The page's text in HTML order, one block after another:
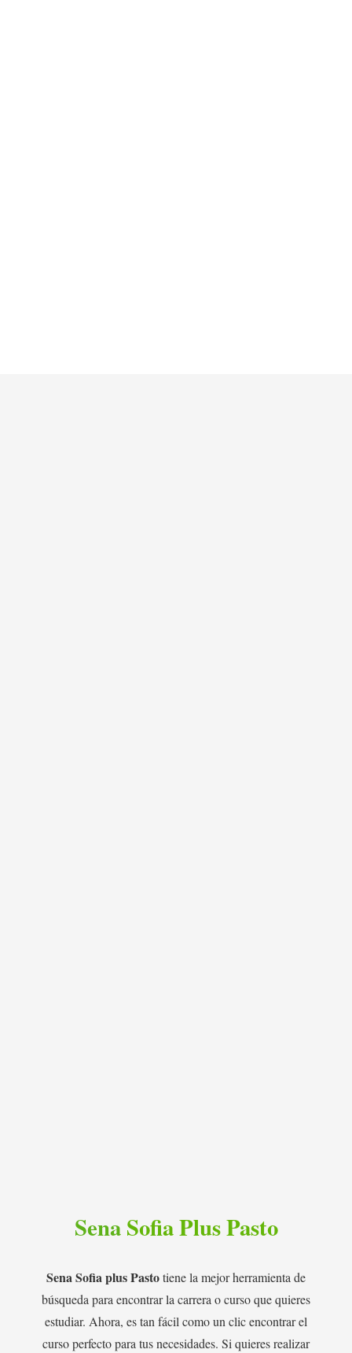
SenaSofia Plus Pasto
Sena Sofia plus Pastotiene la mejor herramienta de
búsqueda para encontrar la carrera o curso que quieres
estudiar. Ahora, es tan fácil como un clic encontrar el
curso perfecto para tus necesidades. Si quieres realizar